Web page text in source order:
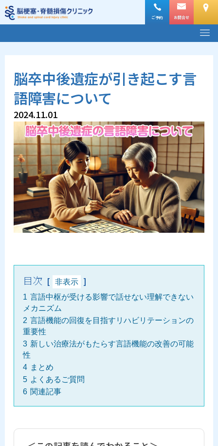
内
容
ご予約 お問合せ
メ
ニ
脳卒中後遺症が引き起こす言
語障害について
2024.11.01
目次
非表示
1 言語中枢が受ける影響で話せない理解できない
メカニズム
2 言語機能の回復を目指すリハビリテーションの
重要性
3 新しい治療法がもたらす言語機能の改善の可能
性
4 まとめ
5 よくあるご質問
6 関連記事